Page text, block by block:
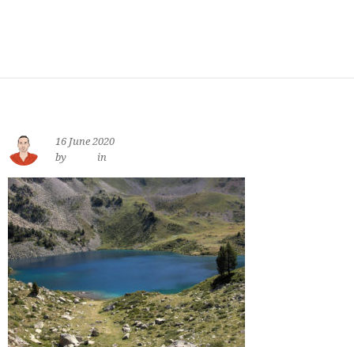
16 June 2020
by
in